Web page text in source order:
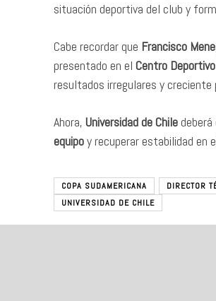
situación deportiva del club y
Cabe recordar que Francisco
presentado en el Centro
resultados irregulares y creciente
Ahora, Universidad de Chile
equipoy recuperar estabilidad en
COPA SUDAMERICANA DIRECTOR
UNIVERSIDAD DE CHILE